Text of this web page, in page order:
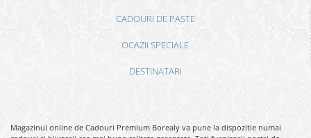
CADOURI DE PASTE
OCAZII SPECIALE
DESTINATARI
Magazinul online de Cadouri Premium Borealy va pune la dispozitie numai